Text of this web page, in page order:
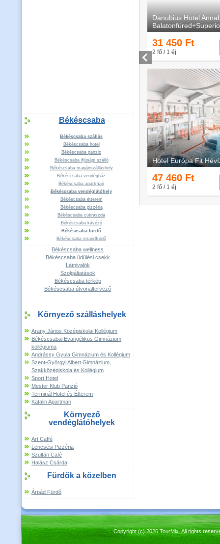
Békéscsaba
Békéscsaba szállás
Békéscsaba hotel
Békéscsaba panzió
Békéscsaba ifjúsági szálló
Békéscsaba magánszálláshely
Békéscsaba vendégház
Békéscsaba apartman
Békéscsaba vendéglátóhely
Békéscsaba étterem
Békéscsaba pizzéria
Békéscsaba cukrászda
Békéscsaba kávézó
Békéscsaba fürdő
Békéscsaba strandfürdő
Békéscsaba wellness
Békéscsaba üdülési csekk
Látnivalók
Szolgáltatások
Békéscsaba térkép
Békéscsaba útvonaltervező
Környező szálláshelyek
Arany János Középiskolai Kollégium
Békéscsabai Evangélikus Gimnázium
kollégiuma
Andrássy Gyula Gimnázium és Kollégium
Szent-Györgyi Albert Gimnázium,
Szakközépiskola és Kollégium
Sport Hotel
Mester Klub Panzió
Terminál Hotel és Étterem
Katalin Apartman
Környező
vendéglátóhelyek
Art Caffé
Lencsési Pizzéria
Szultán Café
Halász Csárda
Fürdők a közelben
Árpád Fürdő
Copyright (c) 2026 TourMix. All rights